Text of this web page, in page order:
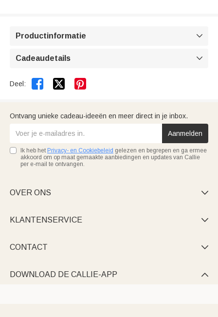
Productinformatie 
Cadeaudetails 
Deel:  
Ontvang unieke cadeau-ideeën en meer direct in je inbox.
Aanmelden
Ik heb het Privacy- en Cookiebeleid gelezen en begrepen en ga ermee
akkoord om op maat gemaakte aanbiedingen en updates van Callie
per e-mail te ontvangen.
OVER ONS 
KLANTENSERVICE 
CONTACT 
DOWNLOAD DE CALLIE-APP 